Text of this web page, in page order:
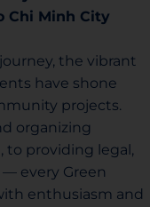
Chi Minh City
the vibrant
have shone
projects.
organizing
to providing legal,
every Green
enthusiasm and